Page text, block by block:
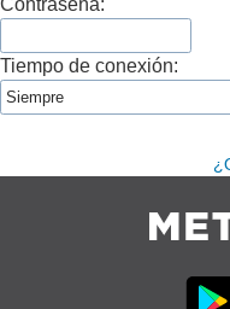
Contraseña:
Tiempo de conexión: